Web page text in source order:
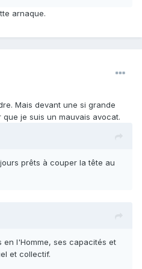
arnaque.
Mais devant une si grande
je suis un mauvais avocat.
prêts à couper la tête au
en l'Homme, ses capacités et
et collectif.